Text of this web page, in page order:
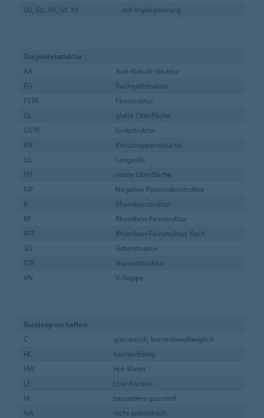
U0, E0, A0, S0, Y0
mit Imprägnierung
Tragseitenstuktur
AR
Anti-Rutsch-Struktur
FG
Fischgrätstruktur
FSTR
Feinstruktur
GL
glatte Oberfläche
GSTR
Grobstruktur
KN
Kreuznoppenstruktur
LG
Längsrille
MT
matte Oberfläche
NP
Negative Pyramidenstruktur
R
Rhombenstruktur
RF
Rhomben-Feinstruktur
RFF
Rhomben-Feinstruktur, flach
SG
Gitterstruktur
STR
Normatstruktur
VN
V-Noppe
Bandeigenschaften
C
querweich, kurvenbandtauglich
HC
hochleitfähig
HW
Hot-Water
LF
Low-Friction
M
besonders quersteif
NA
nicht antistatisch